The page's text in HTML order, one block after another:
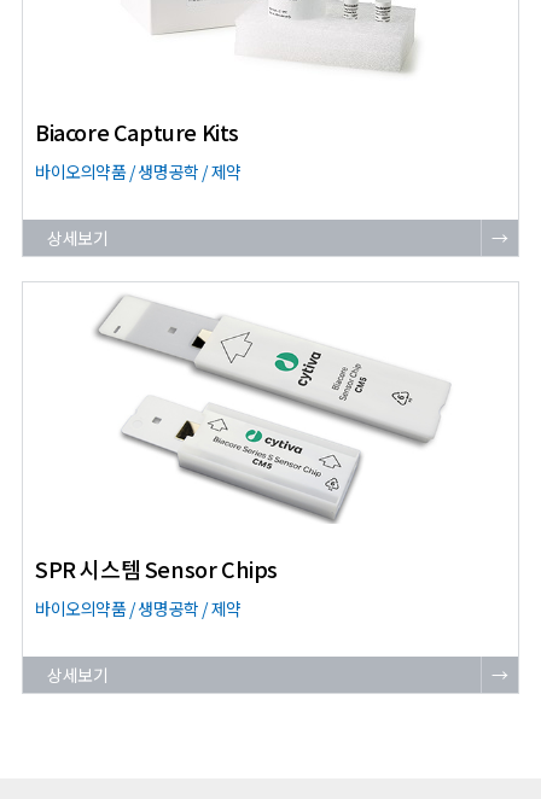
Biacore Capture Kits
바이오의약품 / 생명공학 / 제약
상세보기 →
SPR 시스템 Sensor Chips
바이오의약품 / 생명공학 / 제약
상세보기 →